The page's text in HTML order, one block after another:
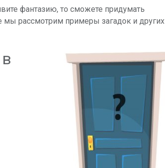
фантазию, то сможете придумать
рассмотрим примеры загадок и других